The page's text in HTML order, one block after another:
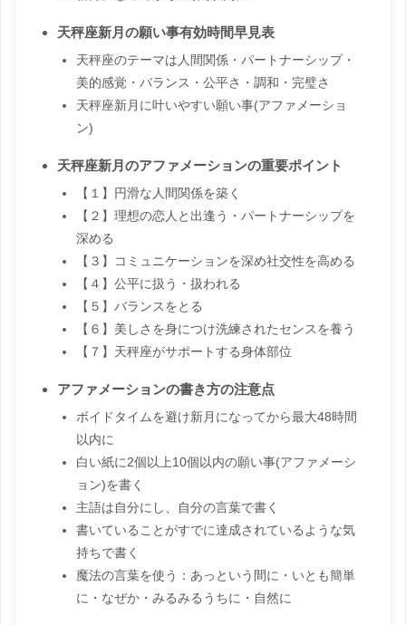
天秤座新月の願い事有効時間早見表
天秤座のテーマは人間関係・パートナーシップ・
美的感覚・バランス・公平さ・調和・完璧さ
天秤座新月に叶いやすい願い事(アファメーショ
ン)
天秤座新月のアファメーションの重要ポイント
【１】円滑な人間関係を築く
【２】理想の恋人と出逢う・パートナーシップを
深める
【３】コミュニケーションを深め社交性を高める
【４】公平に扱う・扱われる
【５】バランスをとる
【６】美しさを身につけ洗練されたセンスを養う
【７】天秤座がサポートする身体部位
アファメーションの書き方の注意点
ボイドタイムを避け新月になってから最大48時間
以内に
白い紙に2個以上10個以内の願い事(アファメーシ
ョン)を書く
主語は自分にし、自分の言葉で書く
書いていることがすでに達成されているような気
持ちで書く
魔法の言葉を使う：あっという間に・いとも簡単
に・なぜか・みるみるうちに・自然に